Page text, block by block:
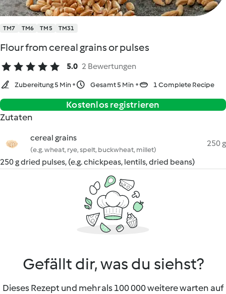
TM7 TM6 TM5 TM31
Flour from cereal grains or pulses
5.0 2 Bewertungen
Zubereitung 5 Min Gesamt 5 Min 1 Complete Recipe
Kostenlos registrieren
Zutaten
cereal grains
(e.g. wheat, rye, spelt, buckwheat, millet)
250 g
250 g dried pulses, (e.g. chickpeas, lentils, dried beans)
Gefällt dir, was du siehst?
Dieses Rezept und mehr als 100 000 weitere warten auf